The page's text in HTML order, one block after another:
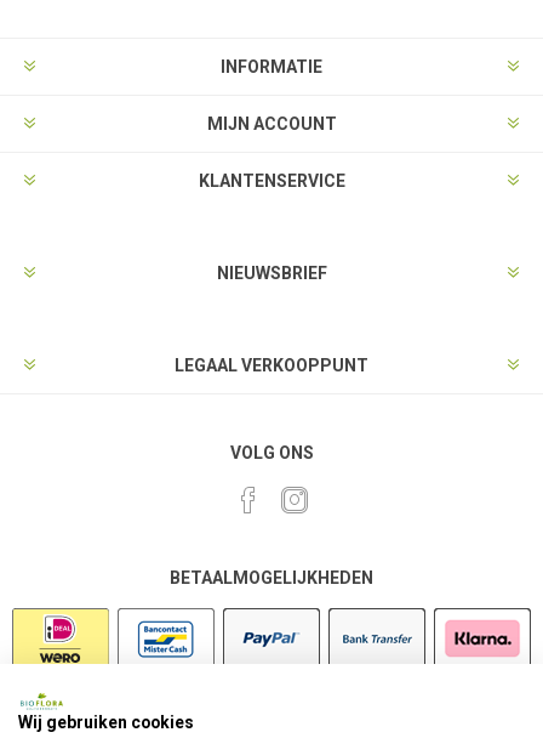
INFORMATIE
MIJN ACCOUNT
KLANTENSERVICE
NIEUWSBRIEF
LEGAAL VERKOOPPUNT
VOLG ONS
BETAALMOGELIJKHEDEN
Wij gebruiken cookies